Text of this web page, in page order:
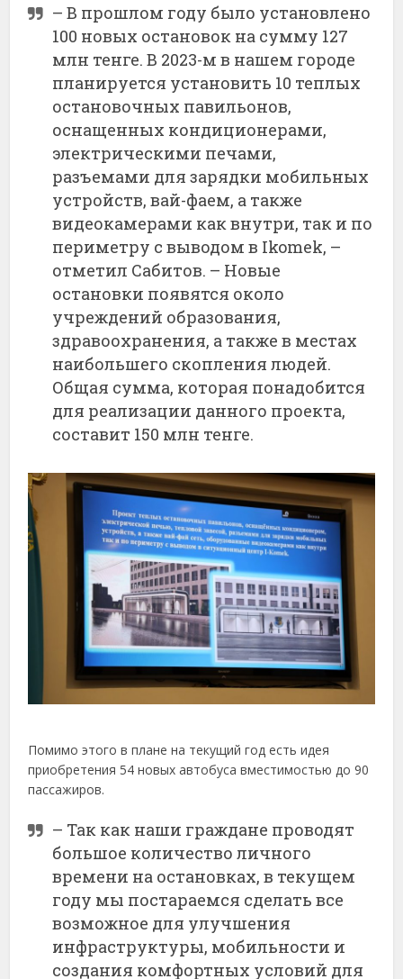
– В прошлом году было установлено
100 новых остановок на сумму 127
млн тенге. В 2023-м в нашем городе
планируется установить 10 теплых
остановочных павильонов,
оснащенных кондиционерами,
электрическими печами,
разъемами для зарядки мобильных
устройств, вай-фаем, а также
видеокамерами как внутри, так и по
периметру с выводом в Ikomek, –
отметил Сабитов. – Новые
остановки появятся около
учреждений образования,
здравоохранения, а также в местах
наибольшего скопления людей.
Общая сумма, которая понадобится
для реализации данного проекта,
составит 150 млн тенге.
Помимо этого в плане на текущий год есть идея
приобретения 54 новых автобуса вместимостью до 90
пассажиров.
– Так как наши граждане проводят
большое количество личного
времени на остановках, в текущем
году мы постараемся сделать все
возможное для улучшения
инфраструктуры, мобильности и
создания комфортных условий для